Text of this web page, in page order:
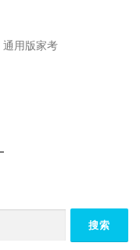
用版家考